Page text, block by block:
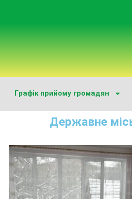
Графік прийому громадян
Державне